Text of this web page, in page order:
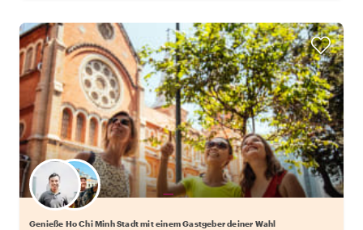
Wähle deinen Lieblingsgastgeber
Genieße Ho Chi Minh Stadt mit einem Gastgeber deiner Wahl